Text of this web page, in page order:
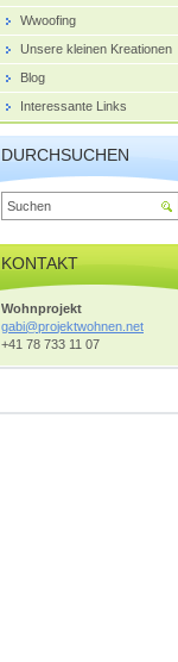
Wwoofing
Unsere kleinen Kreationen
Blog
Interessante Links
DURCHSUCHEN
KONTAKT
Wohnprojekt
gabi@projektwohnen.net
+41 78 733 11 07